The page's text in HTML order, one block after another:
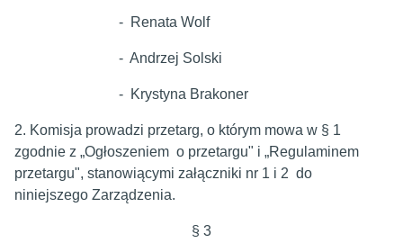
- Renata Wolf
- Andrzej Solski
- Krystyna Brakoner
2. Komisja prowadzi przetarg, o którym mowa w § 1
zgodnie z „Ogłoszeniem o przetargu" i „Regulaminem
przetargu", stanowiącymi załączniki nr 1 i 2 do
niniejszego Zarządzenia.
§ 3